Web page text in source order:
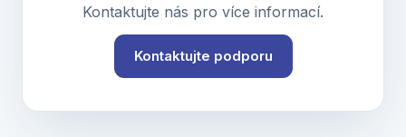
Kontaktujte nás pro více informací.
Kontaktujte podporu